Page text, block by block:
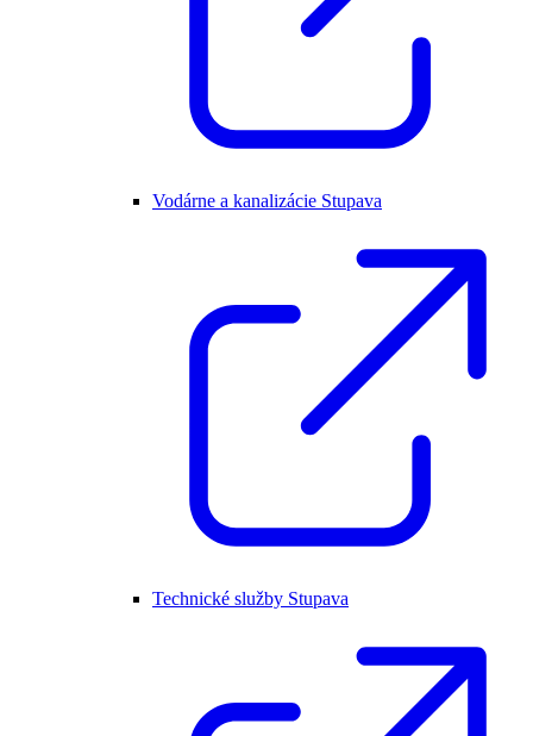
Vodárne a kanalizácie Stupava
Technické služby Stupava